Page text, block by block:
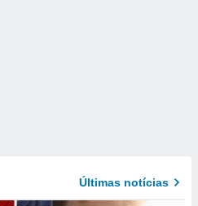
Últimas notícias